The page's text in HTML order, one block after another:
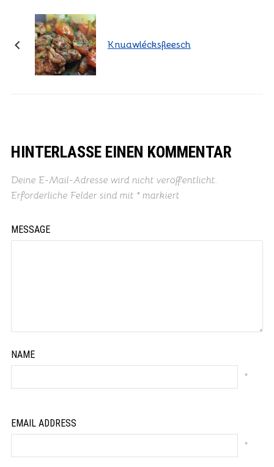
Knuawlécksfleesch
HINTERLASSE EINEN KOMMENTAR
Deine E-Mail-Adresse wird nicht veröffentlicht.
Erforderliche Felder sind mit *markiert
MESSAGE
NAME
*
EMAIL ADDRESS
*